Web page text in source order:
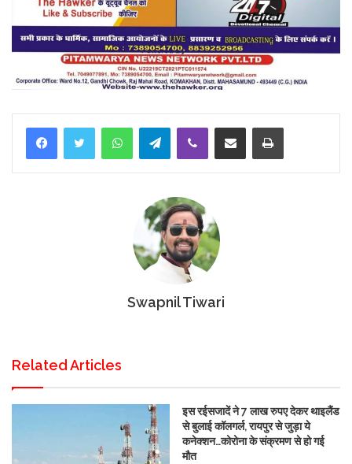
FacebookTwitterWhatsAppTelegramViber Share via Email Print
Swapnil Tiwari
Related Articles
इस रईसजादें ने 7 लाख रुपए देकर थाइलैंड
से बुलाई कॉलगर्ल, रायपुर से जुड़ा ये
कनेक्शन…कोरोना के संक्रमण से हो गई
मौत